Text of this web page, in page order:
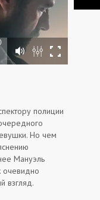
полиции
Но чем
Мануэль
очевидно
взгляд.